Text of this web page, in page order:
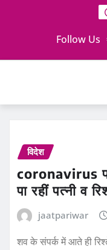
Follow Us
विदेश
coronavirus
पा रहीं पत्‍नी व
jaatpariwar
शव के संपर्क में आते ही